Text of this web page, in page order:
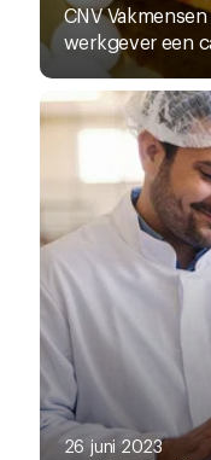
CNV
werkgever een
26 juni 2023